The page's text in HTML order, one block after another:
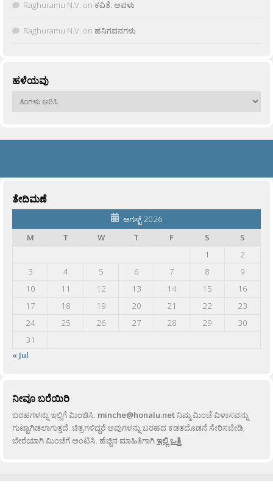
Raghuramu N.V. on ಕವಿತೆ: ಅವಳು
Raghuramu N.V. on ಹನಿಗವನಗಳು
ಹಳೆಯವು
ಹಳೆಯವು
ತೇದಿಮಣೆ
ಆಗಸ್ಟ್ 2026
M
T W T F S
S
1
2
3
4 5 6 7 8
9
10
11 12 13 14 15
16
17
18 19 20 21 22
23
24
25 26 27 28 29
30
31
« Jul
ನೀವೂ ಬರೆಯಿರಿ
ಬರಹಗಳನ್ನು ಇಲ್ಲಿಗೆ ಮಿಂಚಿಸಿ: minche@honalu.netನಿಮ್ಮ ಮಿಂಚೆ ವಿಳಾಸವನ್ನು
ಗುಟ್ಟಾಗಿಡಲಾಗುತ್ತದೆ. ಚಿತ್ರಗಳಿದ್ದರೆ ಅವುಗಳನ್ನು ಬರಹದ ಕಡತದೊಡನೆ ಸೇರಿಸಬೇಡಿ,
ಬೇರೆಯಾಗಿ ಮಿಂಚೆಗೆ ಅಂಟಿಸಿ. ಹೆಚ್ಚಿನ ಮಾಹಿತಿಗಾಗಿಇಲ್ಲಿ ಒತ್ತಿ.